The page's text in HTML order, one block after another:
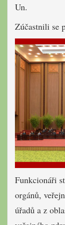
Un.
Zúčastnili se
Funkcionáři
orgánů,
úřadů a z